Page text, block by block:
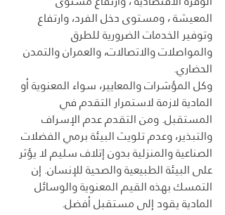
المعيشة ، ومستوى دخل الفرد، وارتفاع
وتوفير الخدمات الضرورية للطرق
والمواصلات والاتصالات، والعمران والتمدن
الحضاري.
وكل المؤشرات والمعايير، سواء المعنوية أو
المادية لازمة لاستمرار التقدم في
المستقبل. ومن التقدم عدم الإسراف
والتبذير، وعدم تلويث البيئة برمي الفضلات
الصناعية والمنزلية بدون إتلاف سليم لا يؤثر
على البيئة الطبيعية والصحية للإنسان. إن
التمسك بهذه القيم المعنوية والوسائل
المادية يقود إلى مستقبل أفضل.